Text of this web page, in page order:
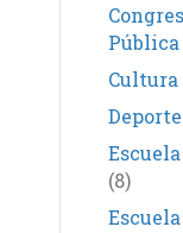
Pública
Cultura
(8)